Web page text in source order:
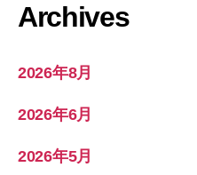
Archives
2026年8月
2026年6月
2026年5月